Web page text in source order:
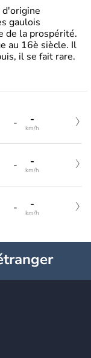
d'origine
gaulois
de la prospérité.
au 16è siècle. Il
il se fait rare.
- -
km/h
- -
km/h
- -
km/h